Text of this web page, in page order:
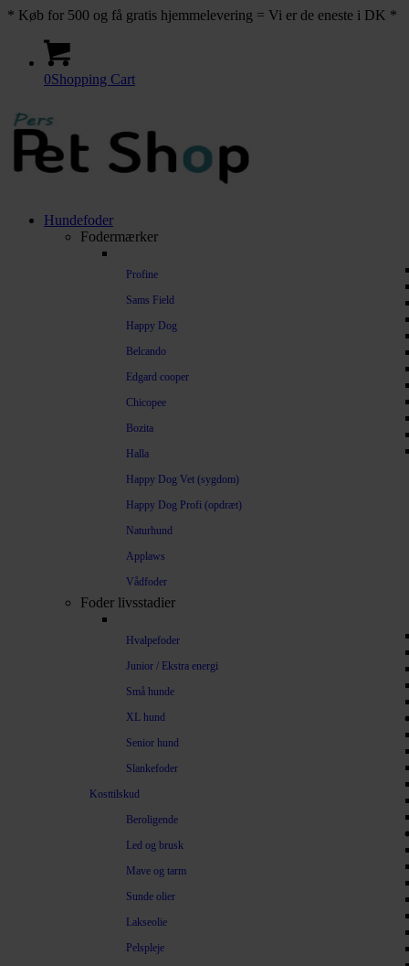
* Køb for 500 og få gratis hjemmelevering = Vi er de eneste i DK *
0Shopping Cart
Hundefoder
Fodermærker
Profine
Sams Field
Happy Dog
Belcando
Edgard cooper
Chicopee
Bozita
Halla
Happy Dog Vet (sygdom)
Happy Dog Profi (opdræt)
Naturhund
Applaws
Vådfoder
Foder livsstadier
Hvalpefoder
Junior / Ekstra energi
Små hunde
XL hund
Senior hund
Slankefoder
Kosttilskud
Beroligende
Led og brusk
Mave og tarm
Sunde olier
Lakseolie
Pelspleje